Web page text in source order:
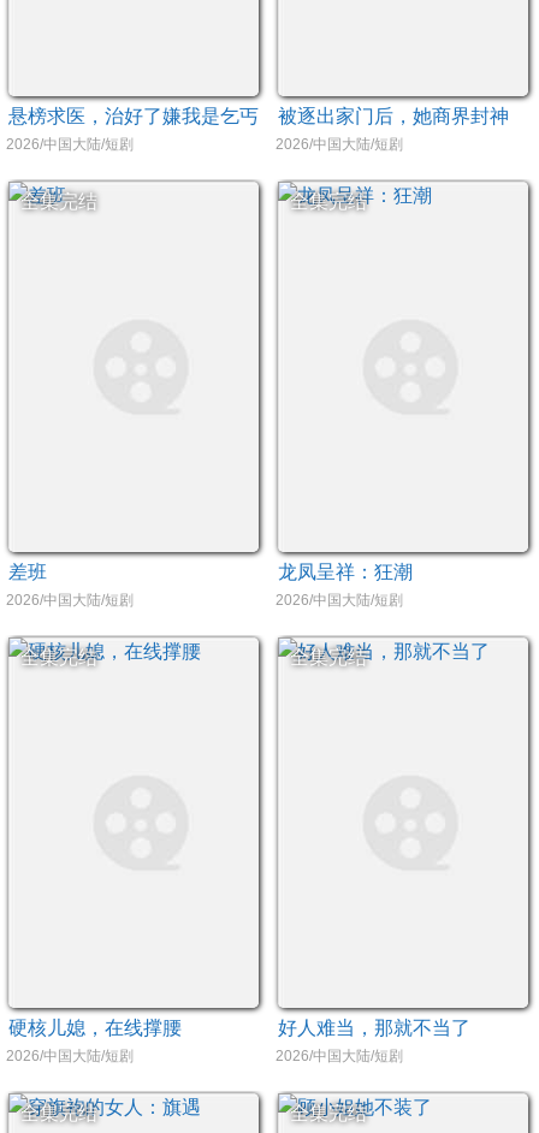
悬榜求医，治好了嫌我是乞丐
2026/中国大陆/短剧
被逐出家门后，她商界封神
2026/中国大陆/短剧
全集完结
差班
2026/中国大陆/短剧
全集完结
龙凤呈祥：狂潮
2026/中国大陆/短剧
全集完结
硬核儿媳，在线撑腰
2026/中国大陆/短剧
全集完结
好人难当，那就不当了
2026/中国大陆/短剧
全集完结 全集完结